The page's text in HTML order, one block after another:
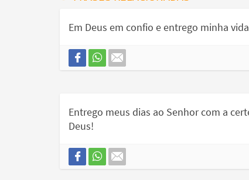
Em Deus em confio e entrego minha
Entrego meus dias ao Senhor com a
Deus!